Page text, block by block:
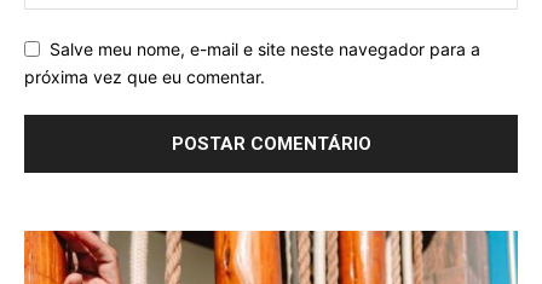
Salve meu nome, e-mail e site neste navegador para a
próxima vez que eu comentar.